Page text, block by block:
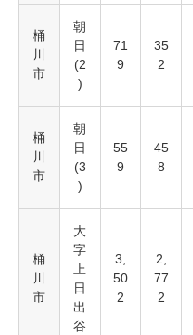
桶
川
市
朝
日
(2
)
71
9
35
2
桶
川
市
朝
日
(3
)
55
9
45
8
桶
川
市
大
字
上
日
出
谷
3,
50
2
2,
77
2